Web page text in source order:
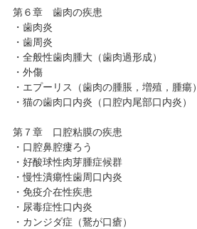
第６章 歯肉の疾患
・歯肉炎
・歯周炎
・全般性歯肉腫大（歯肉過形成）
・外傷
・エプーリス（歯肉の腫脹，増殖，腫瘍）
・猫の歯肉口内炎（口腔内尾部口内炎）
第７章 口腔粘膜の疾患
・口腔鼻腔瘻ろう
・好酸球性肉芽腫症候群
・慢性潰瘍性歯周口内炎
・免疫介在性疾患
・尿毒症性口内炎
・カンジダ症（鵞が口瘡）